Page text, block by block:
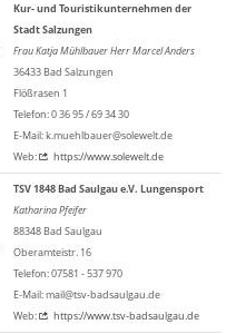
Kur- und Touristikunternehmen der
Stadt Salzungen
Frau Katja Mühlbauer Herr Marcel Anders
36433 Bad Salzungen
Flößrasen 1
Telefon: 0 36 95 / 69 34 30
E-Mail: k.muehlbauer@solewelt.de
Web:
https://www.solewelt.de
TSV 1848 Bad Saulgau e.V. Lungensport
Katharina Pfeifer
88348 Bad Saulgau
Oberamteistr. 16
Telefon: 07581 - 537 970
E-Mail: mail@tsv-badsaulgau.de
Web:
https://www.tsv-badsaulgau.de